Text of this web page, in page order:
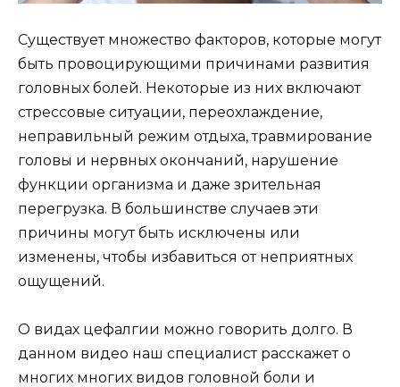
Существует множество факторов, которые могут
быть провоцирующими причинами развития
головных болей. Некоторые из них включают
стрессовые ситуации, переохлаждение,
неправильный режим отдыха, травмирование
головы и нервных окончаний, нарушение
функции организма и даже зрительная
перегрузка. В большинстве случаев эти
причины могут быть исключены или
изменены, чтобы избавиться от неприятных
ощущений.
О видах цефалгии можно говорить долго. В
данном видео наш специалист расскажет о
многих многих видов головной боли и